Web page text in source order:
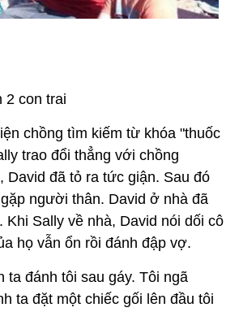
2 con trai
chồng tìm kiếm từ khóa "thuốc
trao đổi thẳng với chồng
David đã tỏ ra tức giận. Sau đó
người thân. David ở nhà đã
Khi Sally về nhà, David nói dối cô
họ vẫn ổn rồi đánh đập vợ.
ta đánh tôi sau gáy. Tôi ngã
ta đặt một chiếc gối lên đầu tôi